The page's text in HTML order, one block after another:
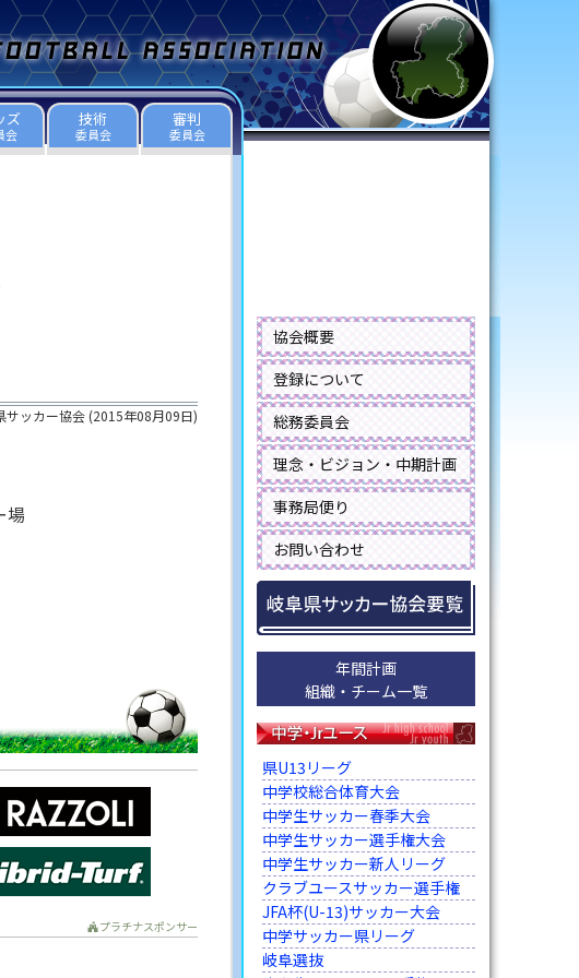
ズ
会
技術
委員会
審判
委員会
サッカー協会 (2015年08月09日)
プラチナスポンサー
協会概要
登録について
総務委員会
理念・ビジョン・中期計画
事務局便り
お問い合わせ
年間計画
組織・チーム一覧
県U13リーグ
中学校総合体育大会
中学生サッカー春季大会
中学生サッカー選手権大会
中学生サッカー新人リーグ
クラブユースサッカー選手権
JFA杯(U-13)サッカー大会
中学サッカー県リーグ
岐阜選抜